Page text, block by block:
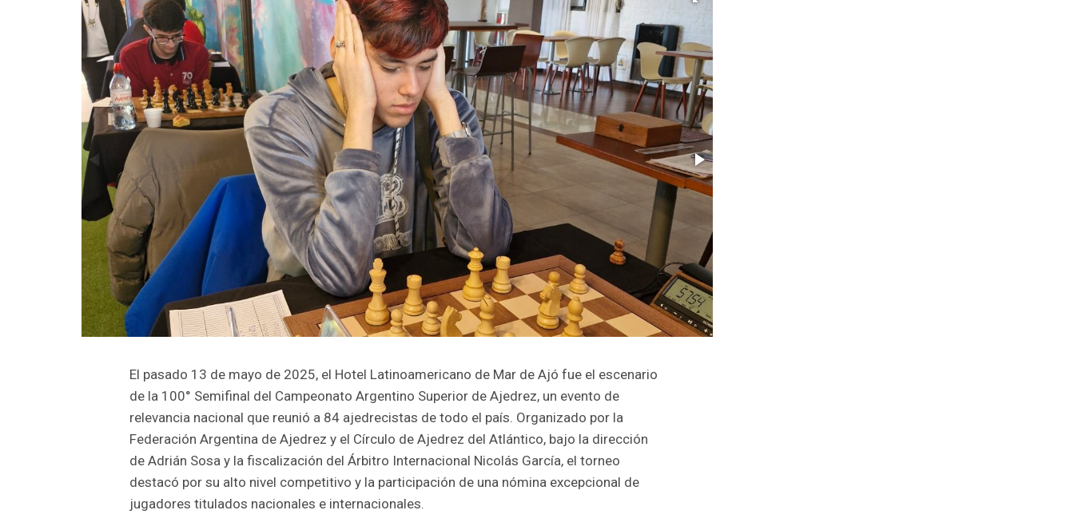
El pasado 13 de mayo de 2025, el Hotel Latinoamericano de Mar de Ajó fue el escenario
de la 100° Semifinal del Campeonato Argentino Superior de Ajedrez, un evento de
relevancia nacional que reunió a 84 ajedrecistas de todo el país. Organizado por la
Federación Argentina de Ajedrez y el Círculo de Ajedrez del Atlántico, bajo la dirección
de Adrián Sosa y la fiscalización del Árbitro Internacional Nicolás García, el torneo
destacó por su alto nivel competitivo y la participación de una nómina excepcional de
jugadores titulados nacionales e internacionales.